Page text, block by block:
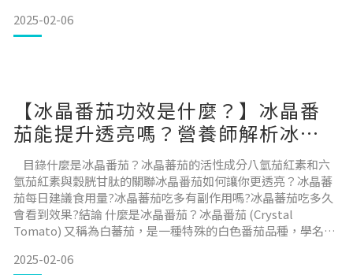
人體健康的功能矽的食用禁忌與注意事項矽與其他營養品或藥
物的交互作用矽的每日建議攝取量矽的每日食用上限如何挑
2025-02-06
【冰晶番茄功效是什麼？】冰晶番
茄能提升透亮嗎？營養師解析冰晶
關鍵成分與建議食用量
目錄什麼是冰晶番茄？冰晶蕃茄的活性成分八氫茄紅素和六
氫茄紅素與穀胱甘肽的關聯冰晶番茄如何讓你更透亮？冰晶蕃
茄每日建議食用量?冰晶蕃茄吃多有副作用嗎?冰晶蕃茄吃多久
會看到效果?結論 什麼是冰晶番茄？冰晶番茄 (Crystal
Tomato) 又稱為白蕃茄，是一種特殊的白色番茄品種，學名是
其獨特的外觀和豐富的營養成分而受到關注。與普通紅番茄相
2025-02-06